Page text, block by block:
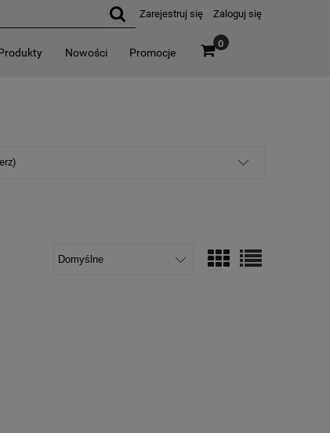
Zarejestruj się Zaloguj się
Nowości Promocje
0